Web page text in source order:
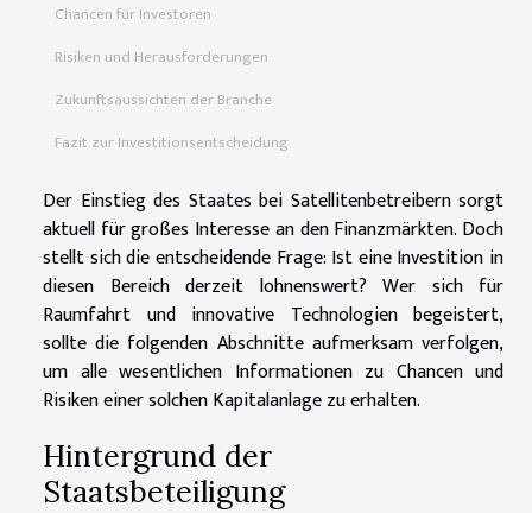
Chancen für Investoren
Risiken und Herausforderungen
Zukunftsaussichten der Branche
Fazit zur Investitionsentscheidung
Der Einstieg des Staates bei Satellitenbetreibern sorgt
aktuell für großes Interesse an den Finanzmärkten. Doch
stellt sich die entscheidende Frage: Ist eine Investition in
diesen Bereich derzeit lohnenswert? Wer sich für
Raumfahrt und innovative Technologien begeistert,
sollte die folgenden Abschnitte aufmerksam verfolgen,
um alle wesentlichen Informationen zu Chancen und
Risiken einer solchen Kapitalanlage zu erhalten.
Hintergrund der
Staatsbeteiligung